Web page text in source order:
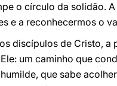
o círculo da solidão.
e a reconhecermos o
discípulos de Cristo, a
um caminho que
que sabe